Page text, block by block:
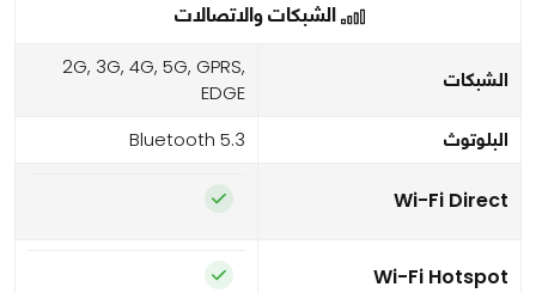
الشبكات والاتصالات
الشبكات
2G, 3G, 4G, 5G, GPRS,
EDGE
البلوتوث Bluetooth 5.3
Wi-Fi Direct
Wi-Fi Hotspot